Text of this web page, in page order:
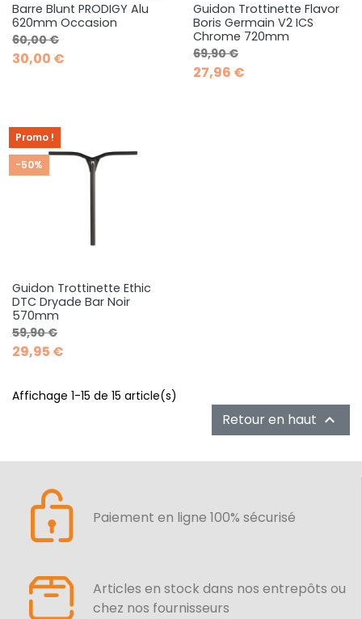
Barre Blunt PRODIGY Alu
620mm Occasion
Prix de base
60,00 €Prix
30,00 €
Guidon Trottinette Flavor
Boris Germain V2 ICS
Chrome 720mm
Prix de base
69,90 €Prix
27,96 €
Guidon Trottinette Ethic
DTC Dryade Bar Noir
570mm
Prix de base
59,90 €Prix
29,95 €
Promo !
-50%
Affichage 1-15 de 15 article(s)
Retour en haut 
Paiement en ligne 100% sécurisé
Articles en stock dans nos entrepôts ou
chez nos fournisseurs